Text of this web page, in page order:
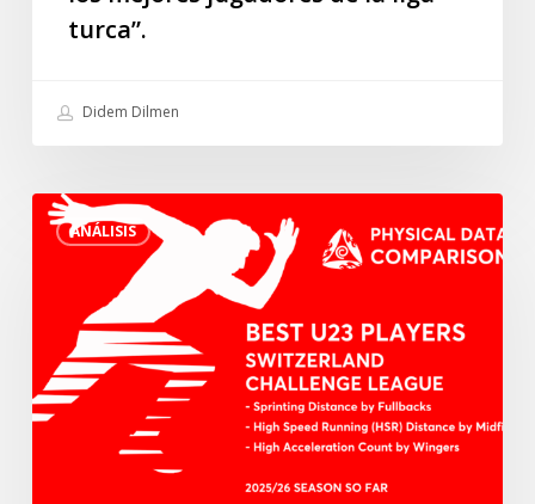
jugadores
liga
turca”.
turca”.
Didem Dilmen
ANÁLISIS
Los
mejores
Challenge
League